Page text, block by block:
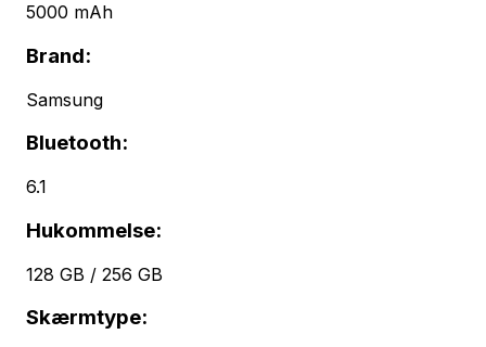
5000 mAh
Brand:
Samsung
Bluetooth:
6.1
Hukommelse:
128 GB / 256 GB
Skærmtype: